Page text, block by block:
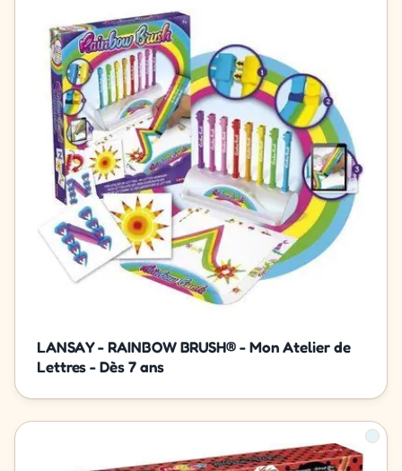
LANSAY - RAINBOW BRUSH® - Mon Atelier de
Lettres - Dès 7 ans